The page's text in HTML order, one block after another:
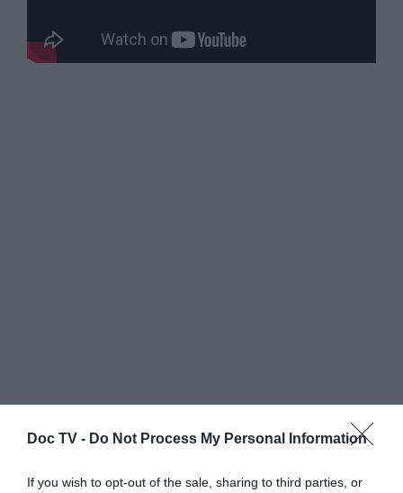
Doc TV - Do Not Process My Personal Information
If you wish to opt-out of the sale, sharing to third parties, or